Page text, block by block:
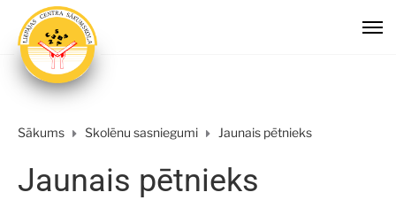
Sākums Skolēnu sasniegumi Jaunais pētnieks
Jaunais pētnieks